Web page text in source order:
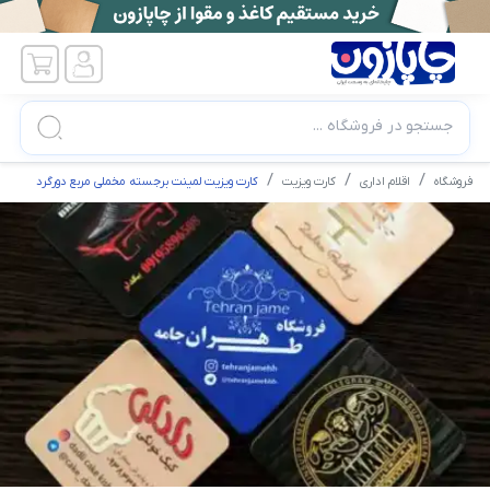
جستجو در فروشگاه ...
فروشگاه اقلام اداری کارت ویزیت کارت ویزیت لمینت برجسته مخملی مربع دورگرد